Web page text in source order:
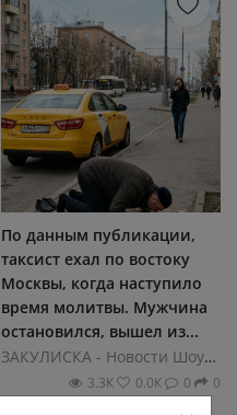
По данным публикации,
таксист ехал по востоку
Москвы, когда наступило
время молитвы. Мужчина
остановился, вышел из...
ЗАКУЛИСКА - Новости ШоуБиза
3.3К 0.0К 0 0